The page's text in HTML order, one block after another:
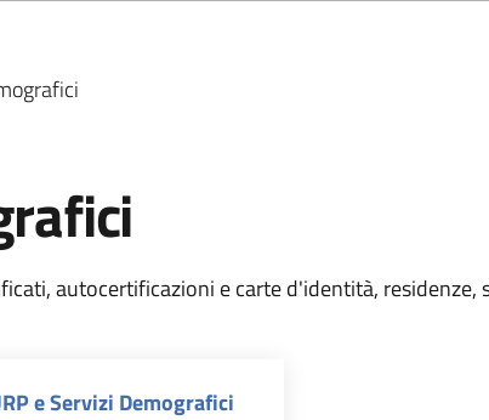
autocertificazioni e carte d'identità, residenze,
e Servizi Demografici